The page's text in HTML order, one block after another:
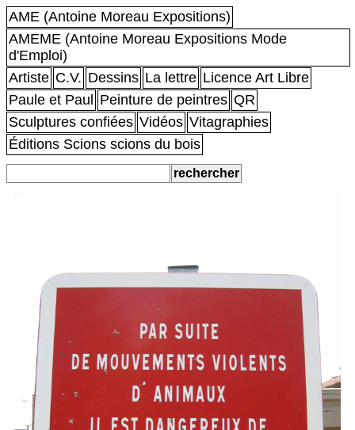
AME (Antoine Moreau Expositions)
AMEME (Antoine Moreau Expositions Mode
d'Emploi)
Artiste C.V. Dessins La lettre Licence Art Libre
Paule et Paul
Peinture de peintres QR
Sculptures confiées Vidéos Vitagraphies
Éditions Scions scions du bois